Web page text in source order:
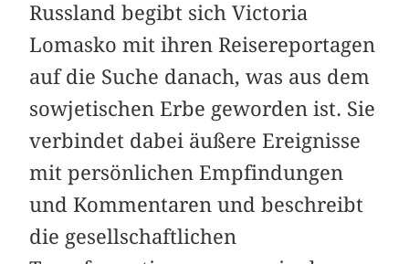
Russland begibt sich Victoria
Lomasko mit ihren Reisereportagen
auf die Suche danach, was aus dem
sowjetischen Erbe geworden ist. Sie
verbindet dabei äußere Ereignisse
mit persönlichen Empfindungen
und Kommentaren und beschreibt
die gesellschaftlichen